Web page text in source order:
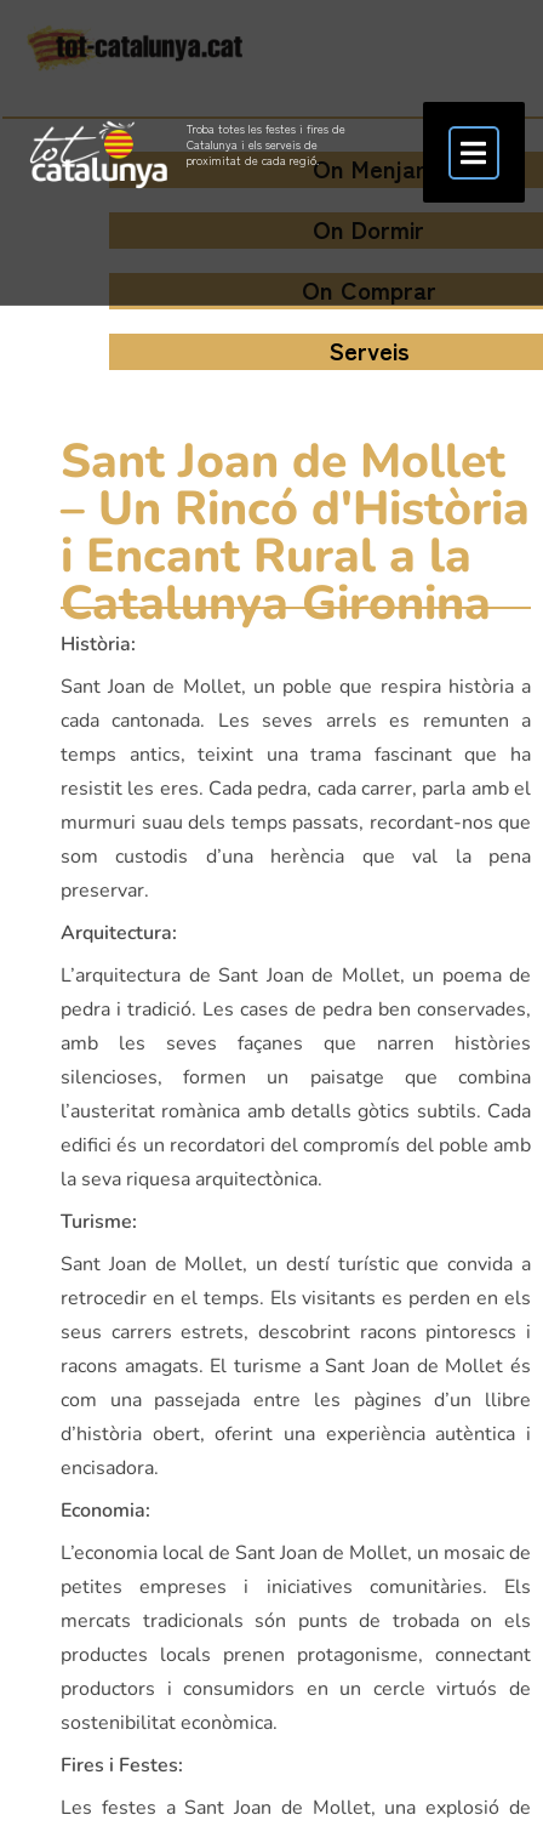
Troba totes les festes i fires de
Catalunya i els serveis de
proximitat de cada regió.On Menjar
On Dormir
On Comprar
Serveis
Sant Joan de Mollet
– Un Rincó d'Història
i Encant Rural a la
Catalunya Gironina
Història:
Sant Joan de Mollet, un poble que respira història a
cada cantonada. Les seves arrels es remunten a
temps antics, teixint una trama fascinant que ha
resistit les eres. Cada pedra, cada carrer, parla amb el
murmuri suau dels temps passats, recordant-nos que
som custodis d’una herència que val la pena
preservar.
Arquitectura:
L’arquitectura de Sant Joan de Mollet, un poema de
pedra i tradició. Les cases de pedra ben conservades,
amb les seves façanes que narren històries
silencioses, formen un paisatge que combina
l’austeritat romànica amb detalls gòtics subtils. Cada
edifici és un recordatori del compromís del poble amb
la seva riquesa arquitectònica.
Turisme:
Sant Joan de Mollet, un destí turístic que convida a
retrocedir en el temps. Els visitants es perden en els
seus carrers estrets, descobrint racons pintorescs i
racons amagats. El turisme a Sant Joan de Mollet és
com una passejada entre les pàgines d’un llibre
d’història obert, oferint una experiència autèntica i
encisadora.
Economia:
L’economia local de Sant Joan de Mollet, un mosaic de
petites empreses i iniciatives comunitàries. Els
mercats tradicionals són punts de trobada on els
productes locals prenen protagonisme, connectant
productors i consumidors en un cercle virtuós de
sostenibilitat econòmica.
Fires i Festes:
Les festes a Sant Joan de Mollet, una explosió de